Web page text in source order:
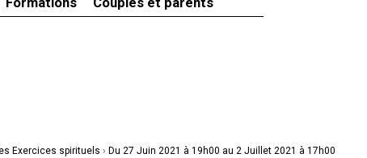
Exercices spirituels › Du 27 Juin 2021 à 19h00 au 2 Juillet 2021 à 17h00